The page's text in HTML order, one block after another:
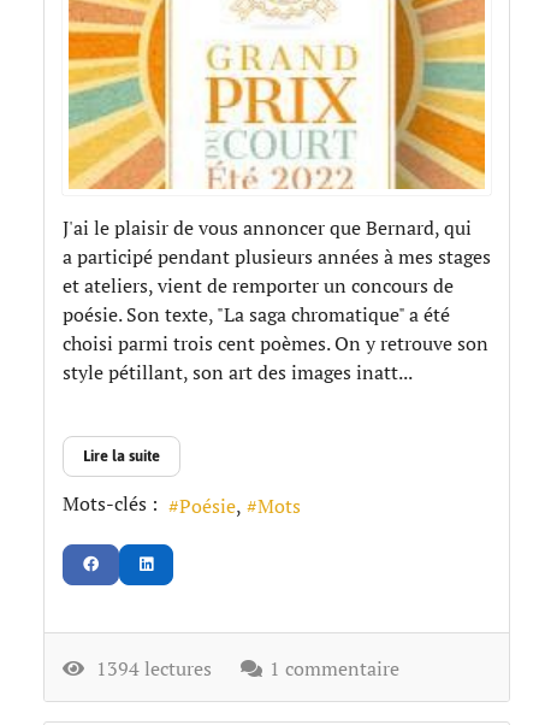
J'ai le plaisir de vous annoncer que Bernard, qui
a participé pendant plusieurs années à mes stages
et ateliers, vient de remporter un concours de
poésie. Son texte, "La saga chromatique" a été
choisi parmi trois cent poèmes. On y retrouve son
style pétillant, son art des images inatt...
Lire la suite
Mots-clés : Poésie Mots
1394 lectures 1 commentaire